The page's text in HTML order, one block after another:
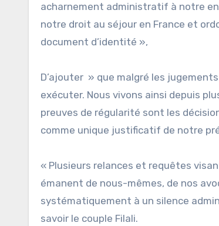
acharnement administratif à notre
notre droit au séjour en France et
document d’identité »,
D’ajouter » que malgré les
exécuter. Nous vivons ainsi depuis
preuves de régularité sont les
comme unique justificatif de notre
« Plusieurs relances et requêtes
émanent de nous-mêmes, de nos
systématiquement à un silence
savoir le couple Filali.